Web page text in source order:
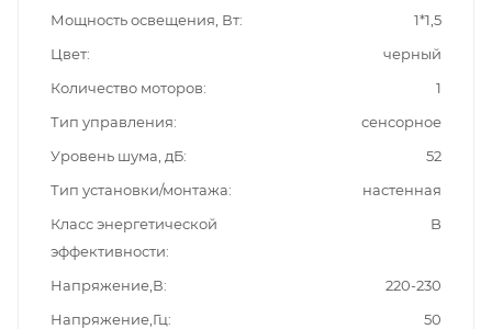
Мощность освещения, Вт
1*1,5
Цвет
черный
Количество моторов
1
Тип управления
сенсорное
Уровень шума, дБ
52
Тип установки/монтажа
настенная
Класс энергетической
эффективности
B
Напряжение,В
220-230
Напряжение,Гц
50